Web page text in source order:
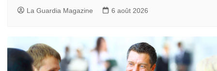
La Guardia Magazine 6 août 2026